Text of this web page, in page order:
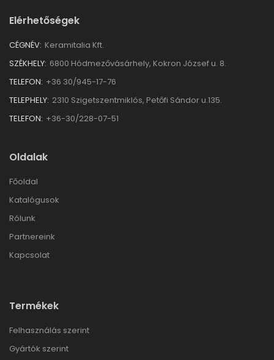
Elérhetőségek
CÉGNÉV: Keramitalia Kft.
SZÉKHELY: 6800 Hódmezővásárhely, Kokron József u. 8.
TELEFON: +36 30/945-17-76
TELEPHELY: 2310 Szigetszentmiklós, Petőfi Sándor u.135.
TELEFON: +36-30/228-07-51
Oldalak
Főoldal
Katalógusok
Rólunk
Partnereink
Kapcsolat
Termékek
Felhasználás szerint
Gyártók szerint